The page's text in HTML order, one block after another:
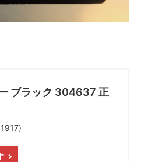
ブラック 304637 正